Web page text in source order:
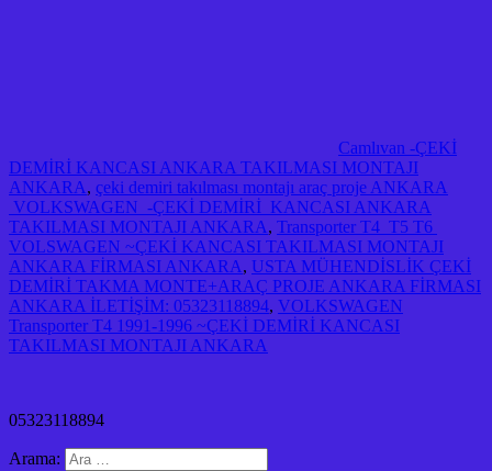
Camlıvan -ÇEKİ
DEMİRİ KANCASI ANKARA TAKILMASI MONTAJI
ANKARA, çeki demiri takılması montajı araç proje ANKARA
VOLKSWAGEN -ÇEKİ DEMİRİ KANCASI ANKARA
TAKILMASI MONTAJI ANKARA, Transporter T4 T5 T6
VOLSWAGEN ~ÇEKİ KANCASI TAKILMASI MONTAJI
ANKARA FİRMASI ANKARA, USTA MÜHENDİSLİK ÇEKİ
DEMİRİ TAKMA MONTE+ARAÇ PROJE ANKARA FİRMASI
ANKARA İLETİŞİM: 05323118894, VOLKSWAGEN
Transporter T4 1991-1996 ~ÇEKİ DEMİRİ KANCASI
TAKILMASI MONTAJI ANKARA
05323118894
Arama: